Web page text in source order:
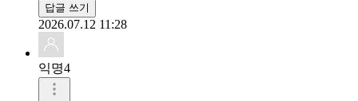
답글 쓰기
2026.07.12 11:28
익명4